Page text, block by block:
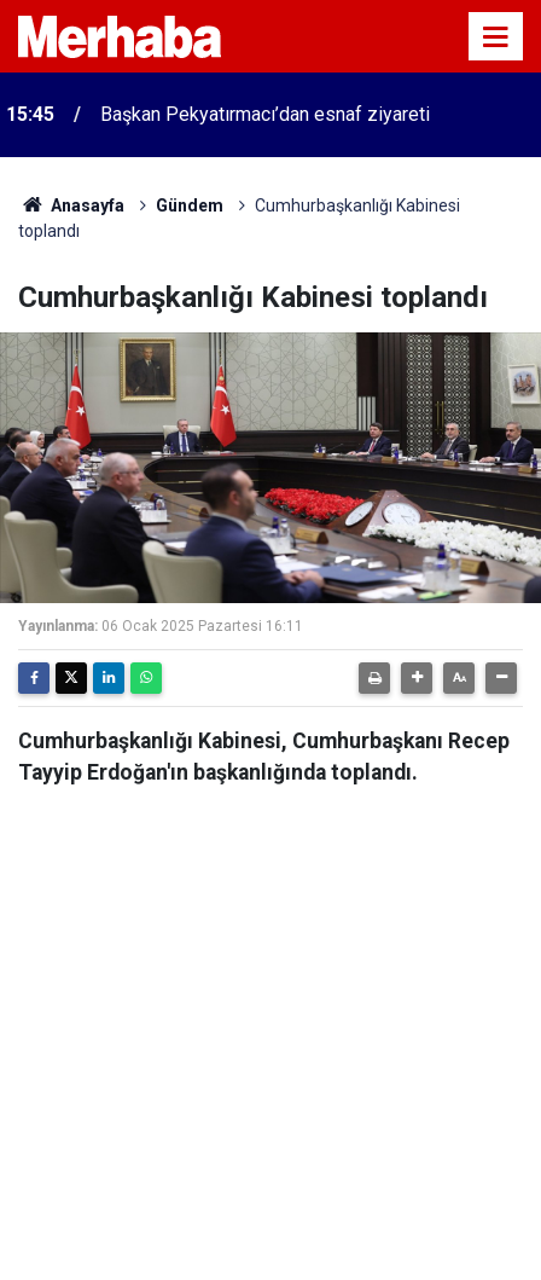
15:45 Başkan Pekyatırmacı’dan esnaf ziyareti
Anasayfa Gündem
Cumhurbaşkanlığı Kabinesi
toplandı
Cumhurbaşkanlığı Kabinesi toplandı
Yayınlanma: 06 Ocak 2025 Pazartesi 16:11
Cumhurbaşkanlığı Kabinesi, Cumhurbaşkanı Recep
Tayyip Erdoğan'ın başkanlığında toplandı.